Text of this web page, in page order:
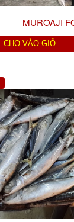
MUROAJI
CHO VÀO GIỎ